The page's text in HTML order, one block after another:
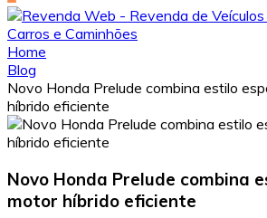
Home
Blog
Novo Honda Prelude combina estilo
híbrido eficiente
Novo Honda Prelude combina
motor híbrido eficiente